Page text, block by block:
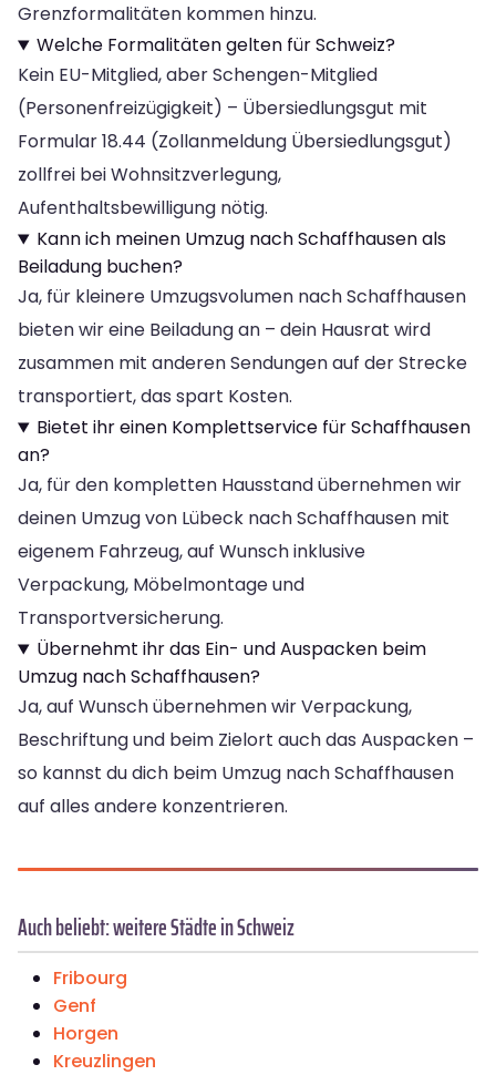
Grenzformalitäten kommen hinzu.
Welche Formalitäten gelten für Schweiz?
Kein EU-Mitglied, aber Schengen-Mitglied
(Personenfreizügigkeit) – Übersiedlungsgut mit
Formular 18.44 (Zollanmeldung Übersiedlungsgut)
zollfrei bei Wohnsitzverlegung,
Aufenthaltsbewilligung nötig.
Kann ich meinen Umzug nach Schaffhausen als
Beiladung buchen?
Ja, für kleinere Umzugsvolumen nach Schaffhausen
bieten wir eine Beiladung an – dein Hausrat wird
zusammen mit anderen Sendungen auf der Strecke
transportiert, das spart Kosten.
Bietet ihr einen Komplettservice für Schaffhausen
an?
Ja, für den kompletten Hausstand übernehmen wir
deinen Umzug von Lübeck nach Schaffhausen mit
eigenem Fahrzeug, auf Wunsch inklusive
Verpackung, Möbelmontage und
Transportversicherung.
Übernehmt ihr das Ein- und Auspacken beim
Umzug nach Schaffhausen?
Ja, auf Wunsch übernehmen wir Verpackung,
Beschriftung und beim Zielort auch das Auspacken –
so kannst du dich beim Umzug nach Schaffhausen
auf alles andere konzentrieren.
Auch beliebt: weitere Städte in Schweiz
Fribourg
Genf
Horgen
Kreuzlingen